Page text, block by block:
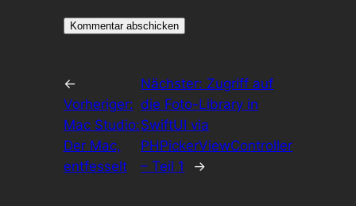
←
Vorheriger:
Mac Studio:
Der Mac,
entfesselt
Nächster: Zugriff auf
die Foto-Library in
SwiftUI via
PHPickerViewController
– Teil 1
→